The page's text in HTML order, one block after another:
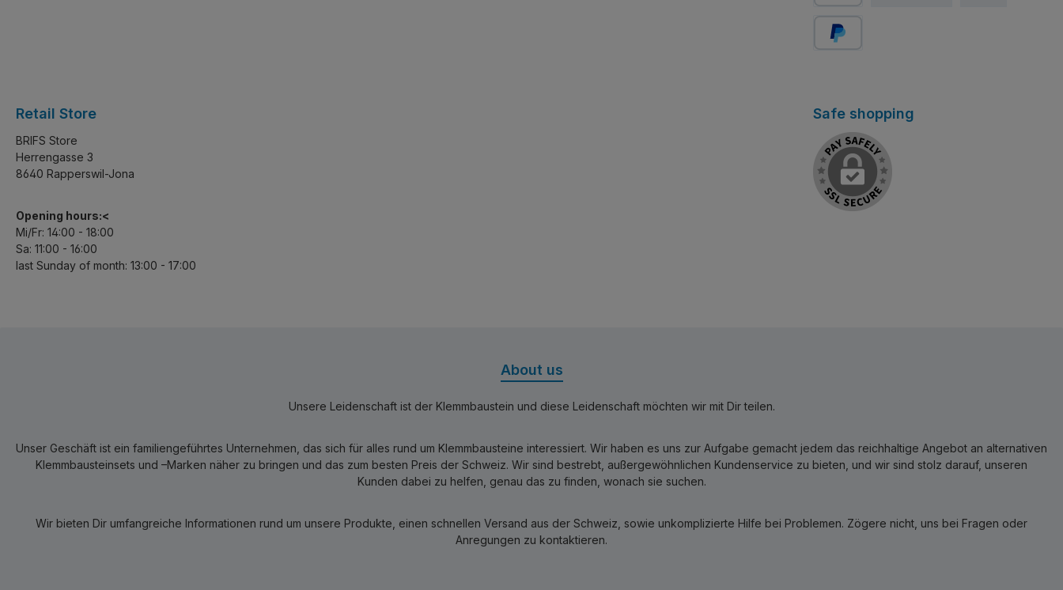
Safe shopping
Retail Store
BRIFS Store
Herrengasse 3
8640 Rapperswil-Jona
Opening hours:<
Mi/Fr: 14:00 - 18:00
Sa: 11:00 - 16:00
last Sunday of month: 13:00 - 17:00
About us
Unsere Leidenschaft ist der Klemmbaustein und diese Leidenschaft möchten wir mit Dir teilen.
Unser Geschäft ist ein familiengeführtes Unternehmen, das sich für alles rund um Klemmbausteine interessiert. Wir haben es uns zur Aufgabe gemacht jedem das reichhaltige Angebot an alternativen
Klemmbausteinsets und –Marken näher zu bringen und das zum besten Preis der Schweiz. Wir sind bestrebt, außergewöhnlichen Kundenservice zu bieten, und wir sind stolz darauf, unseren
Kunden dabei zu helfen, genau das zu finden, wonach sie suchen.
Wir bieten Dir umfangreiche Informationen rund um unsere Produkte, einen schnellen Versand aus der Schweiz, sowie unkomplizierte Hilfe bei Problemen. Zögere nicht, uns bei Fragen oder
Anregungen zu kontaktieren.